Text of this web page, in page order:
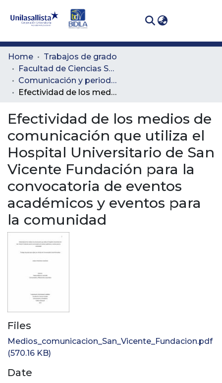
Communities
& Collections
All of DSpace
Statistics
Home
Trabajos de grado
Facultad de Ciencias Sociales y Educación
Comunicación y periodismo
Efectividad de los medios de comunicación que utiliza el Hospital Universitario de San Vicente Fundación para la convocatoria de eventos académicos y eventos para la comunidad
Efectividad de los medios de
comunicación que utiliza el
Hospital Universitario de San
Vicente Fundación para la
convocatoria de eventos
académicos y eventos para
la comunidad
Files
Medios_comunicacion_San_Vicente_Fundacion.pdf
(570.16 KB)
Date